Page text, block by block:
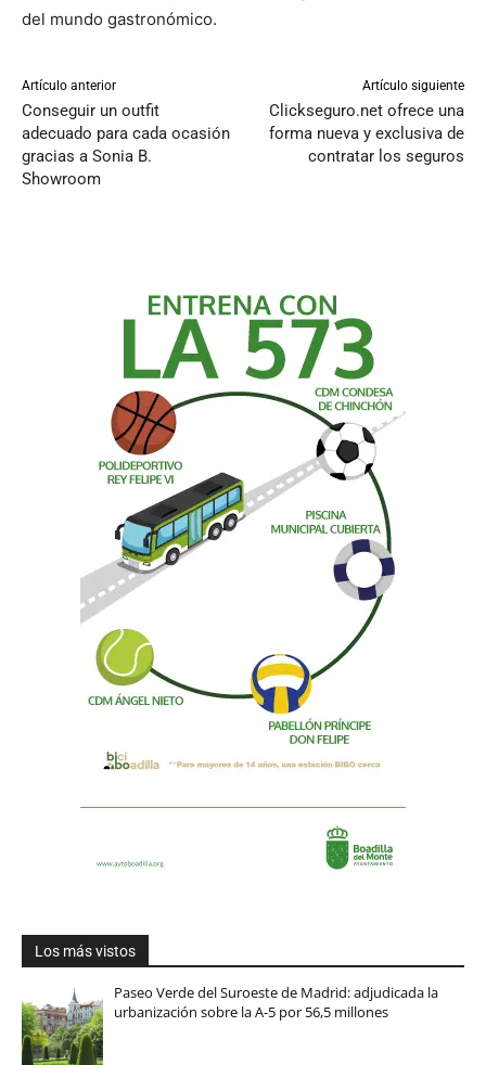
del mundo gastronómico.
Artículo anterior
Conseguir un outfit
adecuado para cada ocasión
gracias a Sonia B.
Showroom
Artículo siguiente
Clickseguro.net ofrece una
forma nueva y exclusiva de
contratar los seguros
Los más vistos
Paseo Verde del Suroeste de Madrid: adjudicada la
urbanización sobre la A-5 por 56,5 millones